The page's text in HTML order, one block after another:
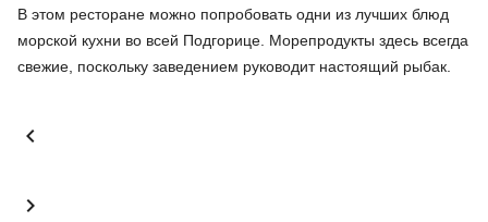
В этом ресторане можно попробовать одни из лучших блюд
морской кухни во всей Подгорице. Морепродукты здесь всегда
свежие, поскольку заведением руководит настоящий рыбак.

